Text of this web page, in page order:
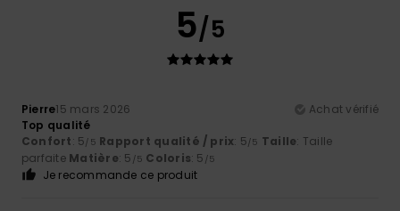
5/5
Pierre15 mars 2026
Achat vérifié
Top qualité
Confort: 5/5 Rapport qualité / prix: 5/5 Taille: Taille
parfaite Matière: 5 /5 Coloris: 5 /5
Je recommande ce produit